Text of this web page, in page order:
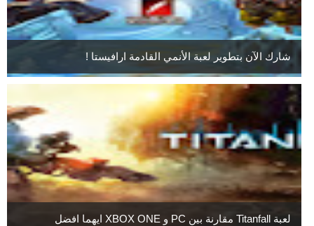
شارك الآن بتطوير لعبة الأنمي القادمة ارافيستا !
لعبة Titanfall مقارنة بين PC و XBOX ONE ايهما افضل